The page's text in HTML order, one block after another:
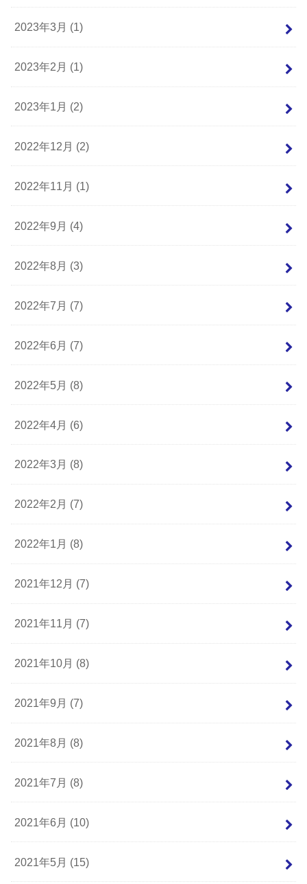
2023年3月 (1)
2023年2月 (1)
2023年1月 (2)
2022年12月 (2)
2022年11月 (1)
2022年9月 (4)
2022年8月 (3)
2022年7月 (7)
2022年6月 (7)
2022年5月 (8)
2022年4月 (6)
2022年3月 (8)
2022年2月 (7)
2022年1月 (8)
2021年12月 (7)
2021年11月 (7)
2021年10月 (8)
2021年9月 (7)
2021年8月 (8)
2021年7月 (8)
2021年6月 (10)
2021年5月 (15)